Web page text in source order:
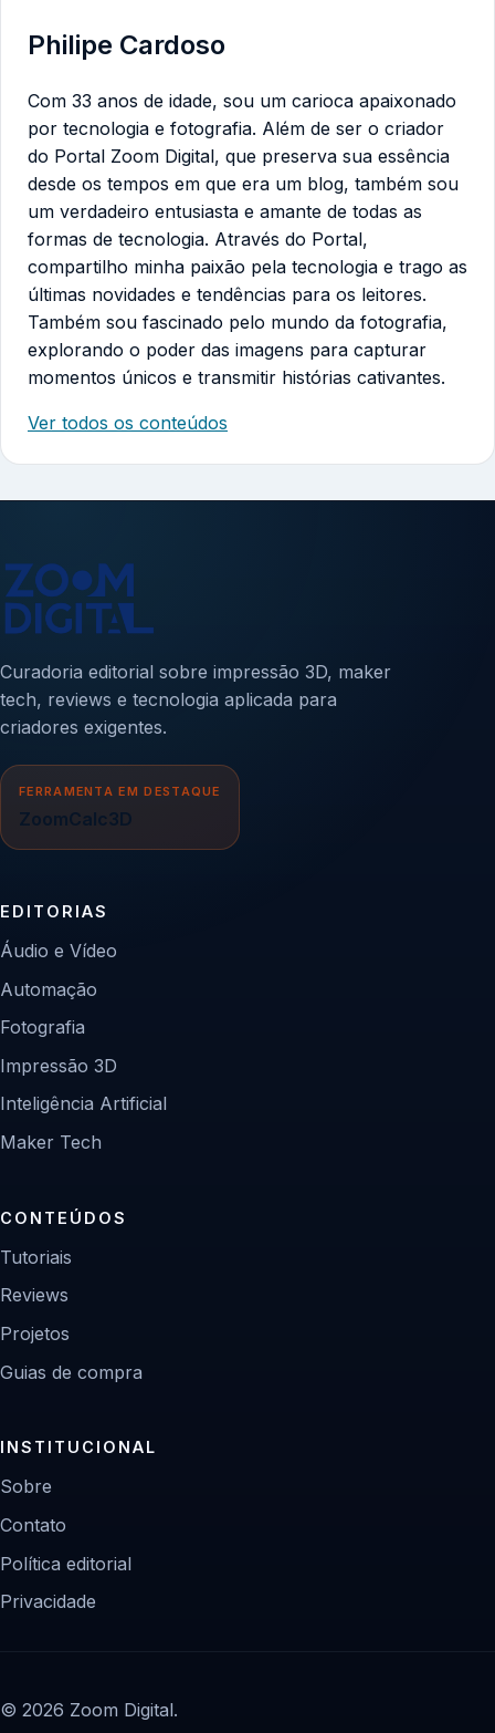
Philipe Cardoso
Com 33 anos de idade, sou um carioca apaixonado
por tecnologia e fotografia. Além de ser o criador
do Portal Zoom Digital, que preserva sua essência
desde os tempos em que era um blog, também sou
um verdadeiro entusiasta e amante de todas as
formas de tecnologia. Através do Portal,
compartilho minha paixão pela tecnologia e trago as
últimas novidades e tendências para os leitores.
Também sou fascinado pelo mundo da fotografia,
explorando o poder das imagens para capturar
momentos únicos e transmitir histórias cativantes.
Ver todos os conteúdos
Curadoria editorial sobre impressão 3D, maker
tech, reviews e tecnologia aplicada para
criadores exigentes.
FERRAMENTA EM DESTAQUE
ZoomCalc3D
EDITORIAS
Áudio e Vídeo
Automação
Fotografia
Impressão 3D
Inteligência Artificial
Maker Tech
CONTEÚDOS
Tutoriais
Reviews
Projetos
Guias de compra
INSTITUCIONAL
Sobre
Contato
Política editorial
Privacidade
© 2026 Zoom Digital.